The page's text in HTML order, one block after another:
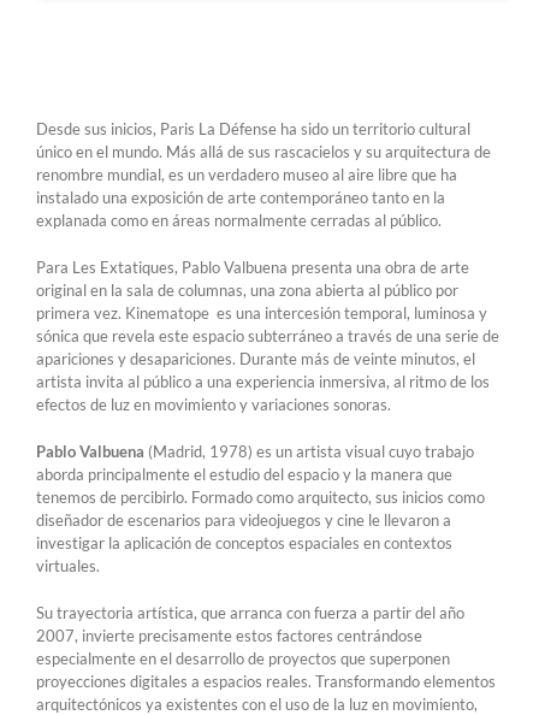
Desde sus inicios, Paris La Défense ha sido un territorio cultural
único en el mundo. Más allá de sus rascacielos y su arquitectura de
renombre mundial, es un verdadero museo al aire libre que ha
instalado una exposición de arte contemporáneo tanto en la
explanada como en áreas normalmente cerradas al público.
Para Les Extatiques, Pablo Valbuena presenta una obra de arte
original en la sala de columnas, una zona abierta al público por
primera vez. Kinematope es una intercesión temporal, luminosa y
sónica que revela este espacio subterráneo a través de una serie de
apariciones y desapariciones. Durante más de veinte minutos, el
artista invita al público a una experiencia inmersiva, al ritmo de los
efectos de luz en movimiento y variaciones sonoras.
Pablo Valbuena (Madrid, 1978) es un artista visual cuyo trabajo
aborda principalmente el estudio del espacio y la manera que
tenemos de percibirlo. Formado como arquitecto, sus inicios como
diseñador de escenarios para videojuegos y cine le llevaron a
investigar la aplicación de conceptos espaciales en contextos
virtuales.
Su trayectoria artística, que arranca con fuerza a partir del año
2007, invierte precisamente estos factores centrándose
especialmente en el desarrollo de proyectos que superponen
proyecciones digitales a espacios reales. Transformando elementos
arquitectónicos ya existentes con el uso de la luz en movimiento,